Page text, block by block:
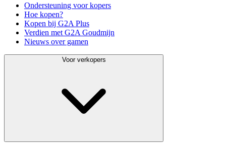
Ondersteuning voor kopers
Hoe kopen?
Kopen bij G2A Plus
Verdien met G2A Goudmijn
Nieuws over gamen
Voor verkopers